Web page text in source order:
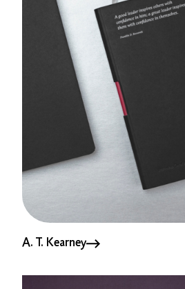
A. T. Kearney